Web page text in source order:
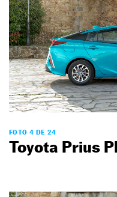
FOTO 4 DE 24
Toyota Prius